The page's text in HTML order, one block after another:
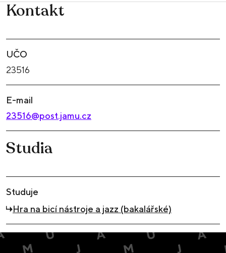
Kontakt
UČO
23516
E-mail
23516@post.jamu.cz
Studia
Studuje
Hra na bicí nástroje a jazz (bakalářské)